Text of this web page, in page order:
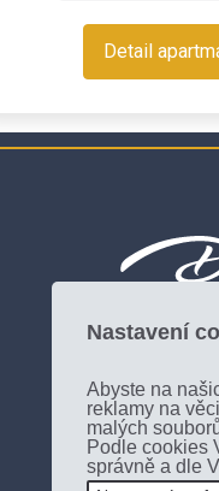
Nastavení
Abyste na
reklamy na
malých
Podle cookies
správně a dle
Detail